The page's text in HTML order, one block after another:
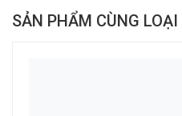
SẢN PHẨM CÙNG LOẠI